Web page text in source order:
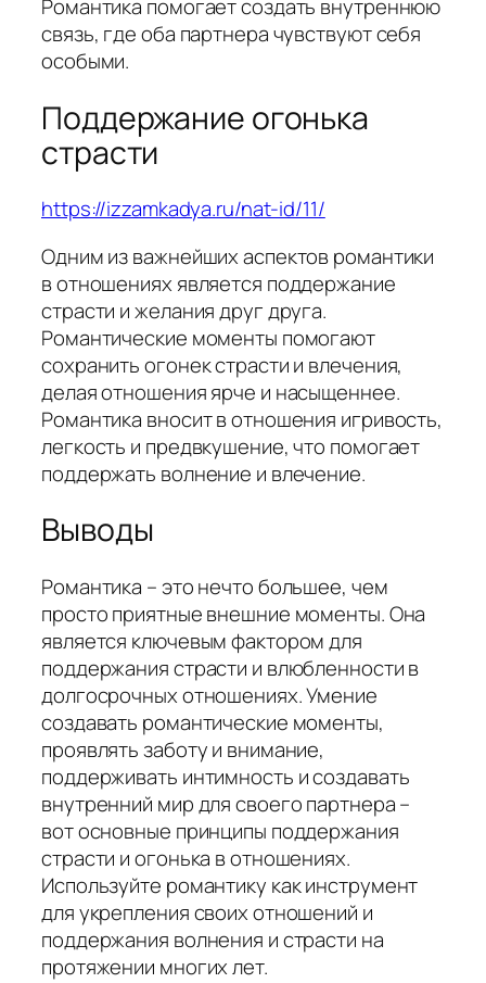
Романтика помогает создать внутреннюю
связь, где оба партнера чувствуют себя
особыми.
Поддержание огонька
страсти
https://izzamkadya.ru/nat-id/11/
Одним из важнейших аспектов романтики
в отношениях является поддержание
страсти и желания друг друга.
Романтические моменты помогают
сохранить огонек страсти и влечения,
делая отношения ярче и насыщеннее.
Романтика вносит в отношения игривость,
легкость и предвкушение, что помогает
поддержать волнение и влечение.
Выводы
Романтика – это нечто большее, чем
просто приятные внешние моменты. Она
является ключевым фактором для
поддержания страсти и влюбленности в
долгосрочных отношениях. Умение
создавать романтические моменты,
проявлять заботу и внимание,
поддерживать интимность и создавать
внутренний мир для своего партнера –
вот основные принципы поддержания
страсти и огонька в отношениях.
Используйте романтику как инструмент
для укрепления своих отношений и
поддержания волнения и страсти на
протяжении многих лет.